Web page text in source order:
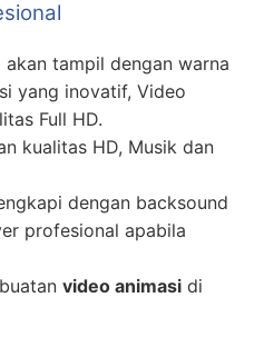
akan tampil dengan warna
yang inovatif, Video
Full HD.
kualitas HD, Musik dan
dengan backsound
profesional apabila
video animasi di